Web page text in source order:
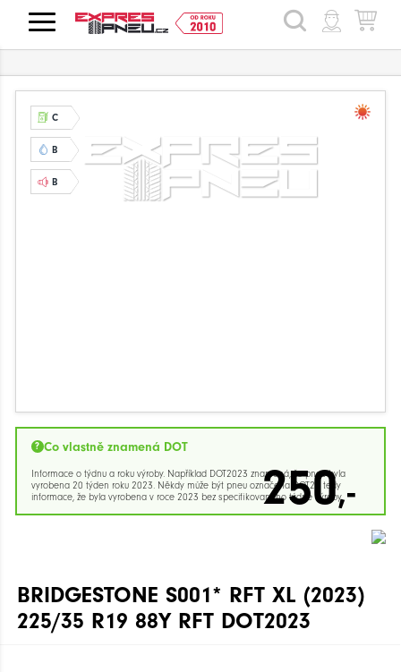
HLEDAT
C
B
B
Co vlastně znamená DOT
Informace o týdnu a roku výroby. Například DOT2023 znamená, že pneu byla
vyrobena 20 týden roku 2023. Někdy může být pneu označena DOT23 tedy
informace, že byla vyrobena v roce 2023 bez specifikovaného týdne výroby.
250,-
BRIDGESTONE S001* RFT XL (2023)
225/35 R19 88Y RFT DOT2023